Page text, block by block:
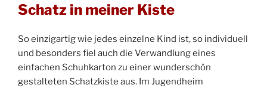
Schatz in meiner Kiste
So einzigartig wie jedes einzelne Kind ist, so individuell
und besonders fiel auch die Verwandlung eines
einfachen Schuhkarton zu einer wunderschön
gestalteten Schatzkiste aus. Im Jugendheim